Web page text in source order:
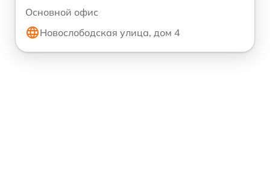
Основной офис
Новослободская улица, дом 4